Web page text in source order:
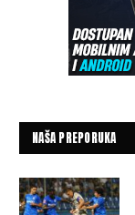
NAŠA PREPORUKA